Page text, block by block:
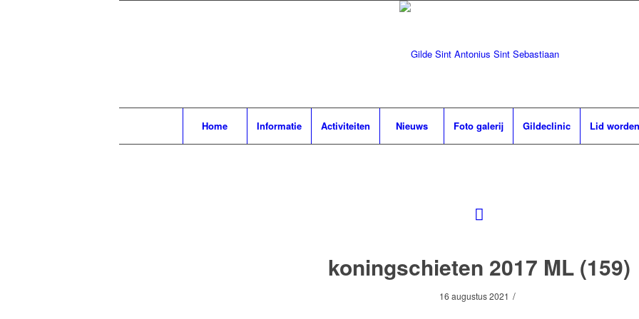
Home Informatie Activiteiten Nieuws Foto galerij Gildeclinic Lid worden
koningschieten 2017 ML (159)
16 augustus 2021 /